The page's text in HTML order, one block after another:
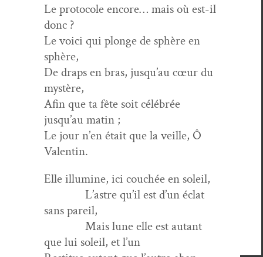
Le pro­to­cole encore… mais où est-il
donc ?
Le voici qui plonge de sphère en
sphère,
De draps en bras, jusqu’au cœur du
mystère,
Afin que ta fête soit célébrée
jusqu’au matin ;
Le jour n’en était que la veille, Ô
Valentin.
Elle illu­mine, ici couchée en soleil,
L’astre qu’il est d’un éclat
sans pareil,
Mais lune elle est autant
que lui soleil, et l’un